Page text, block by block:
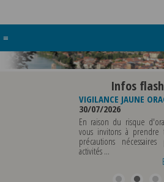
≡
Infos flash
VIGILANCE JAUNE
30/07/2026
En raison du risque
vous invitons à prendre
précautions
activités ...